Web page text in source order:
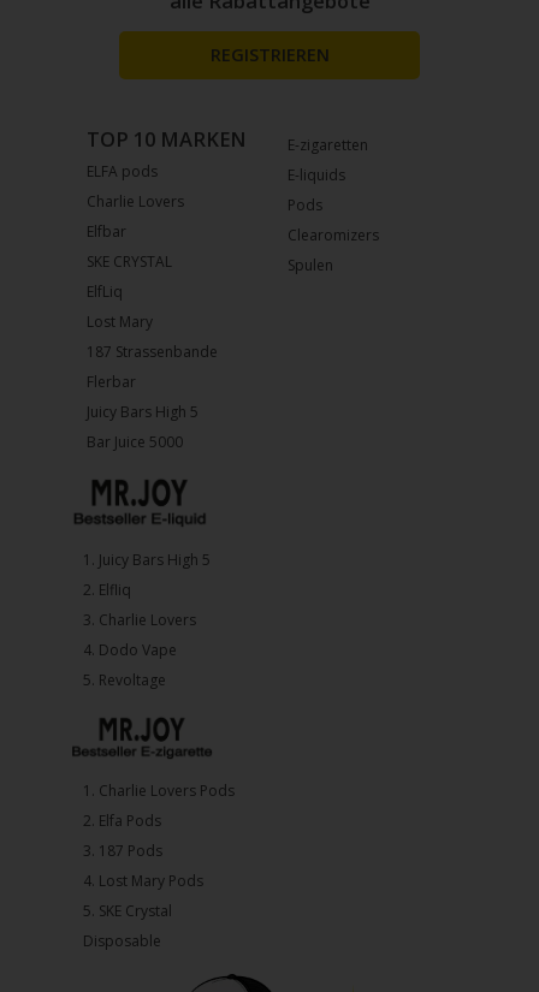
E-zigaretten
E-liquids
Pods
Clearomizers
Spulen
TOP 10 MARKEN
ELFA pods
Charlie Lovers
Elfbar
SKE CRYSTAL
ElfLiq
Lost Mary
187 Strassenbande
Flerbar
Juicy Bars High 5
Bar Juice 5000
1.⁠ ⁠Juicy Bars High 5
2.⁠ ⁠⁠Elfliq
3.⁠ ⁠⁠Charlie Lovers
4.⁠ ⁠⁠Dodo Vape
5. ⁠Revoltage
1.⁠ ⁠Charlie Lovers Pods
2.⁠ ⁠⁠Elfa Pods
3.⁠ ⁠⁠187 Pods
4.⁠ ⁠⁠Lost Mary Pods
5.⁠ ⁠⁠SKE Crystal
Disposable
REGISTRIEREN